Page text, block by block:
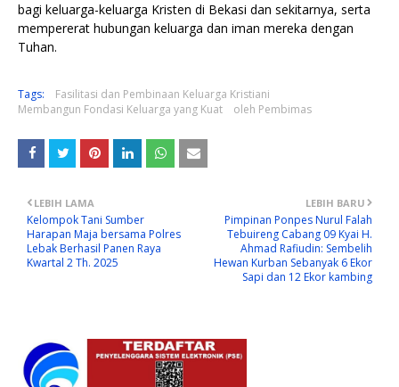
bagi keluarga-keluarga Kristen di Bekasi dan sekitarnya, serta
mempererat hubungan keluarga dan iman mereka dengan
Tuhan.
Tags:
Fasilitasi dan Pembinaan Keluarga Kristiani
Membangun Fondasi Keluarga yang Kuat
oleh Pembimas
LEBIH BARU
Pimpinan Ponpes Nurul Falah
Tebuireng Cabang 09 Kyai H.
Ahmad Rafiudin: Sembelih
Hewan Kurban Sebanyak 6 Ekor
Sapi dan 12 Ekor kambing
LEBIH LAMA
Kelompok Tani Sumber
Harapan Maja bersama Polres
Lebak Berhasil Panen Raya
Kwartal 2 Th. 2025